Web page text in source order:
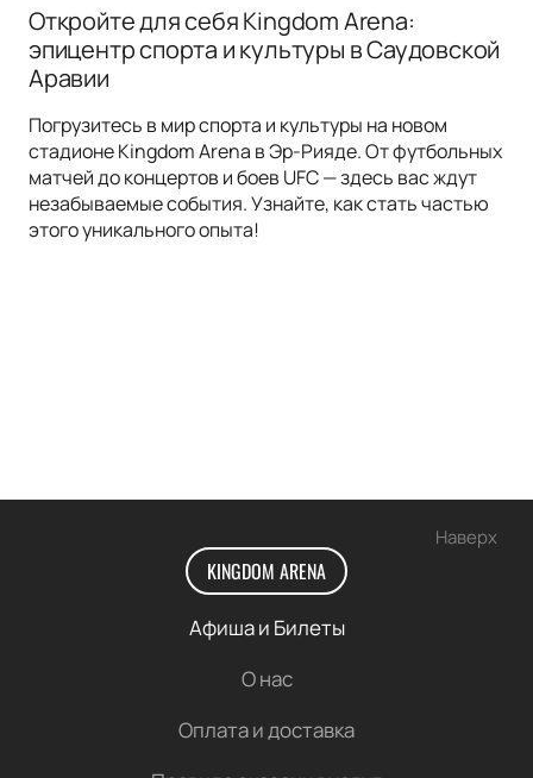
Откройте для себя Kingdom Arena:
эпицентр спорта и культуры в Саудовской
Аравии
Погрузитесь в мир спорта и культуры на новом
стадионе Kingdom Arena в Эр-Рияде. От футбольных
матчей до концертов и боев UFC — здесь вас ждут
незабываемые события. Узнайте, как стать частью
этого уникального опыта!
Наверх
KINGDOM ARENA
Афиша и Билеты
О нас
Оплата и доставка